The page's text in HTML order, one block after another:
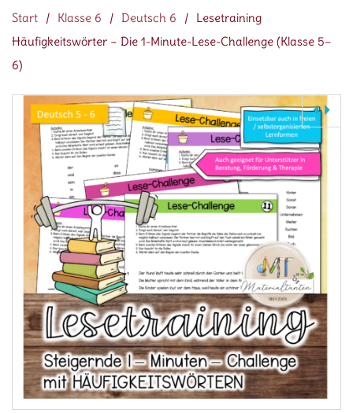
Start / Klasse 6 / Deutsch 6 / Lesetraining
Häufigkeitswörter – Die 1-Minute-Lese-Challenge (Klasse 5–
6)